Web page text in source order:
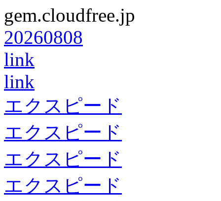
gem.cloudfree.jp
20260808
link
link
エクスピード
エクスピード
エクスピード
エクスピード